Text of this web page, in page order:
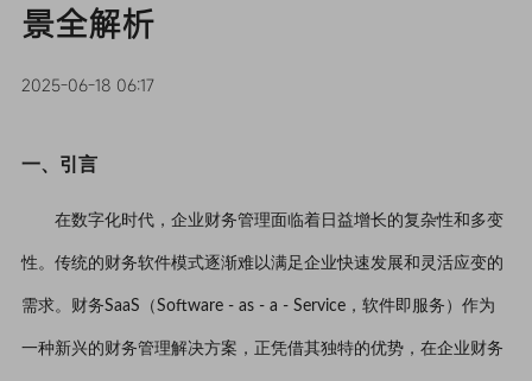
景全解析
2025-06-18 06:17
一、引言
在数字化时代，企业财务管理面临着日益增长的复杂性和多变
性。传统的财务软件模式逐渐难以满足企业快速发展和灵活应变的
需求。财务SaaS（Software - as - a - Service，软件即服务）作为
一种新兴的财务管理解决方案，正凭借其独特的优势，在企业财务